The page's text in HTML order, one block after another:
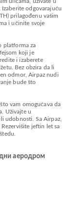
odgovarajuću
prilagođenu vašim
i učinite svoje
platforma za
koji je
i izaberete
Bez obzira da li
odmor, Airpaz nudi
bude što
vam omogućava da
Uživajte u
udobnosti. Sa Airpaz,
jeftin let sa
аеродром